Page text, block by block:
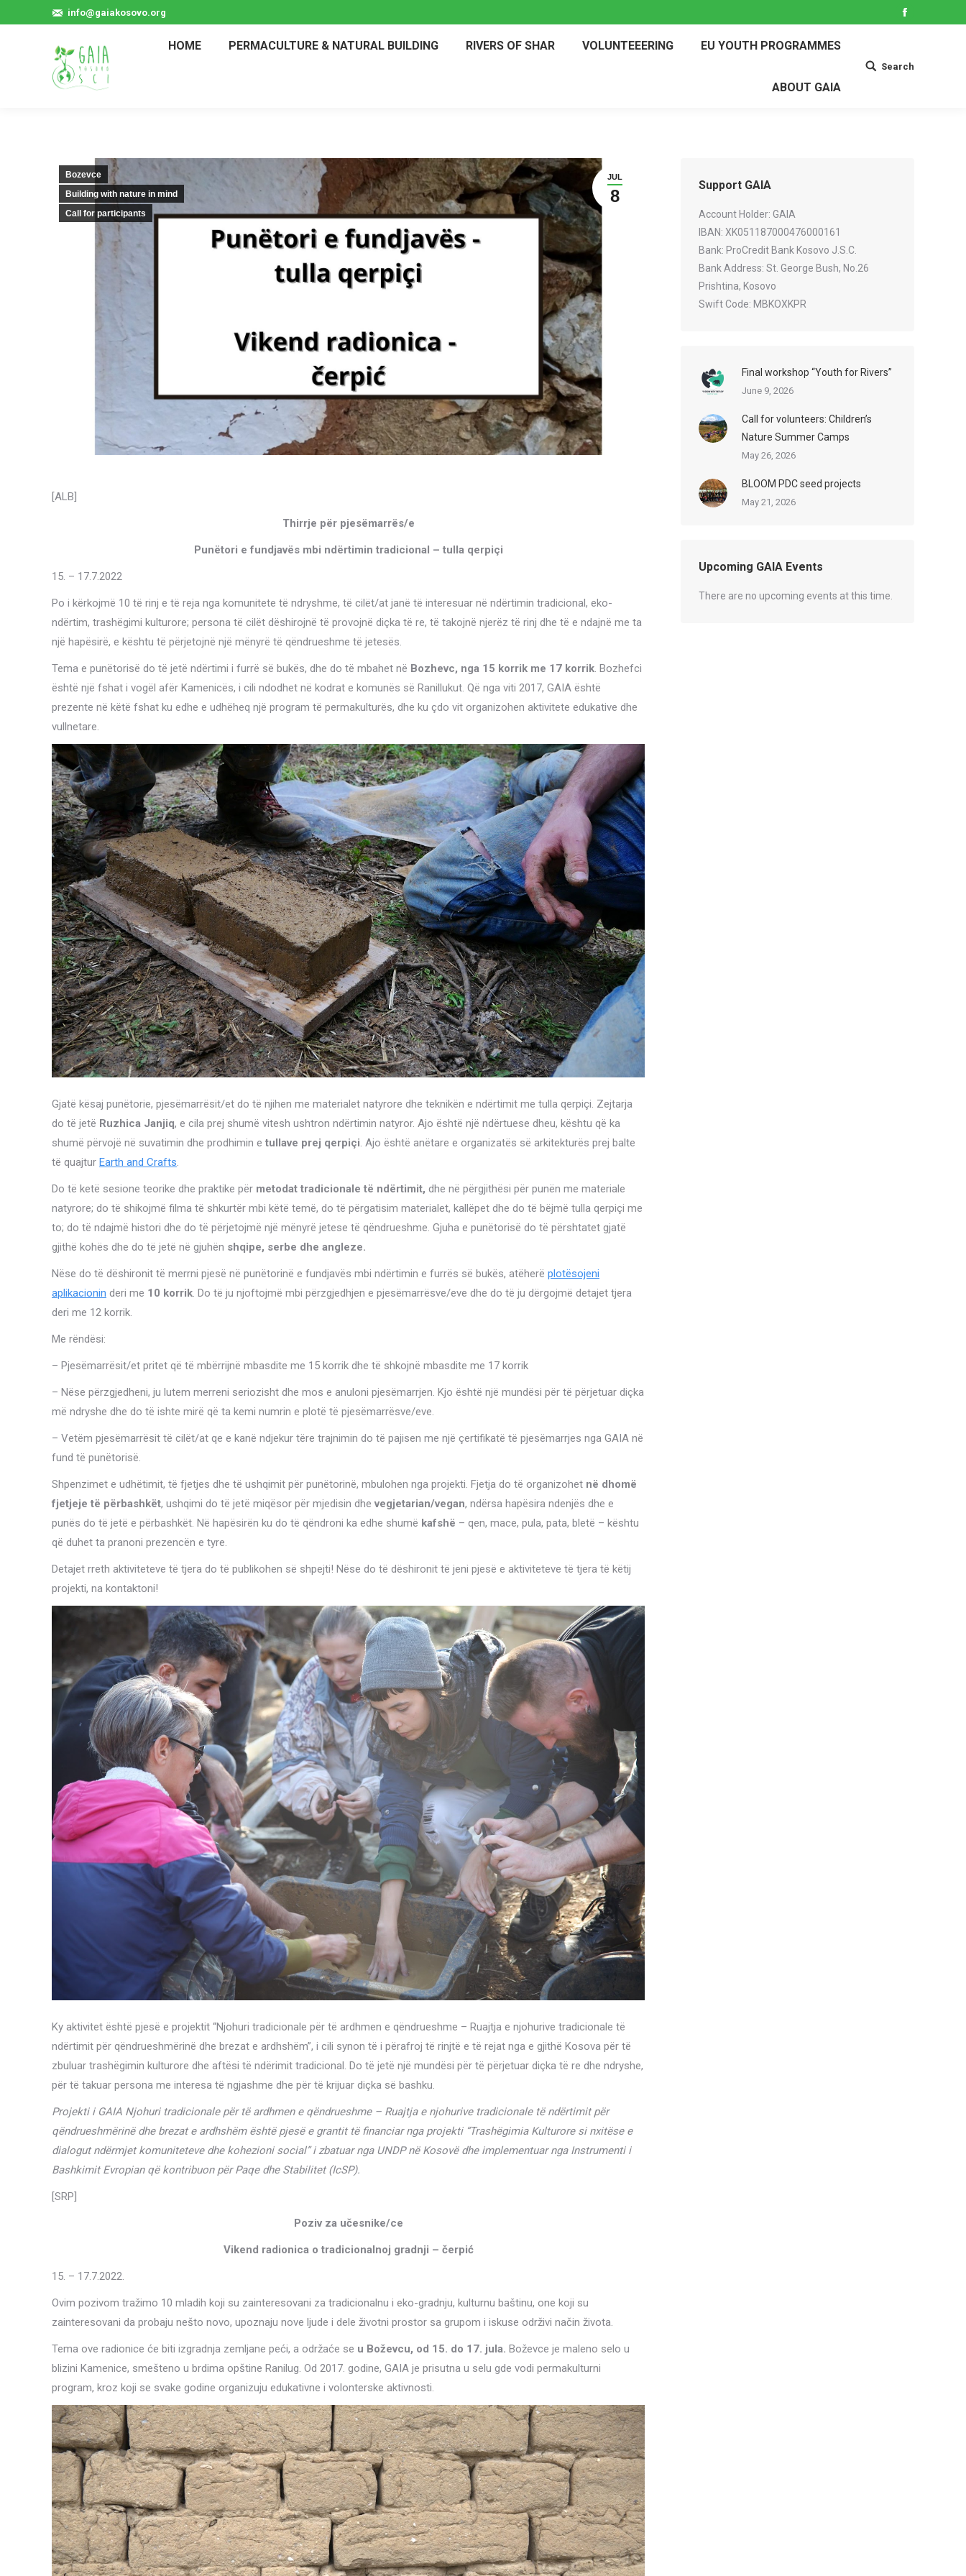
info@gaiakosovo.org Facebook
HOME PERMACULTURE & NATURAL BUILDING RIVERS OF SHAR VOLUNTEEERING EU YOUTH PROGRAMMES
ABOUT GAIA
Search:
Search
JUL
8
Bozevce
Building with nature in mind
Call for participants
[ALB]
Thirrje për pjesëmarrës/e
Punëtori e fundjavës mbi ndërtimin tradicional – tulla qerpiçi
15. – 17.7.2022
Po i kërkojmë 10 të rinj e të reja nga komunitete të ndryshme, të cilët/at janë të interesuar në ndërtimin tradicional, eko-
ndërtim, trashëgimi kulturore; persona të cilët dëshirojnë të provojnë diçka të re, të takojnë njerëz të rinj dhe të e ndajnë me ta
një hapësirë, e kështu të përjetojnë një mënyrë të qëndrueshme të jetesës.
Tema e punëtorisë do të jetë ndërtimi i furrë së bukës, dhe do të mbahet në Bozhevc, nga 15 korrik me 17 korrik . Bozhefci
është një fshat i vogël afër Kamenicës, i cili ndodhet në kodrat e komunës së Ranillukut. Që nga viti 2017, GAIA është
prezente në këtë fshat ku edhe e udhëheq një program të permakulturës, dhe ku çdo vit organizohen aktivitete edukative dhe
vullnetare.
Gjatë kësaj punëtorie, pjesëmarrësit/et do të njihen me materialet natyrore dhe teknikën e ndërtimit me tulla qerpiçi. Zejtarja
do të jetë Ruzhica Janjiq, e cila prej shumë vitesh ushtron ndërtimin natyror. Ajo është një ndërtuese dheu, kështu që ka
shumë përvojë në suvatimin dhe prodhimin e tullave prej qerpiçi . Ajo është anëtare e organizatës së arkitekturës prej balte
të quajtur Earth and Crafts
Do të ketë sesione teorike dhe praktike për metodat tradicionale të ndërtimit, dhe në përgjithësi për punën me materiale
natyrore; do të shikojmë filma të shkurtër mbi këtë temë, do të përgatisim materialet, kallëpet dhe do të bëjmë tulla qerpiçi me
to; do të ndajmë histori dhe do të përjetojmë një mënyrë jetese të qëndrueshme. Gjuha e punëtorisë do të përshtatet gjatë
gjithë kohës dhe do të jetë në gjuhën shqipe, serbe dhe angleze.
Nëse do të dëshironit të merrni pjesë në punëtorinë e fundjavës mbi ndërtimin e furrës së bukës, atëherë plotësojeni
aplikacionin deri me 10 korrik . Do të ju njoftojmë mbi përzgjedhjen e pjesëmarrësve/eve dhe do të ju dërgojmë detajet tjera
deri me 12 korrik.
Me rëndësi:
– Pjesëmarrësit/et pritet që të mbërrijnë mbasdite me 15 korrik dhe të shkojnë mbasdite me 17 korrik
– Nëse përzgjedheni, ju lutem merreni seriozisht dhe mos e anuloni pjesëmarrjen. Kjo është një mundësi për të përjetuar diçka
më ndryshe dhe do të ishte mirë që ta kemi numrin e plotë të pjesëmarrësve/eve.
– Vetëm pjesëmarrësit të cilët/at qe e kanë ndjekur tëre trajnimin do të pajisen me një çertifikatë të pjesëmarrjes nga GAIA në
fund të punëtorisë.
Shpenzimet e udhëtimit, të fjetjes dhe të ushqimit për punëtorinë, mbulohen nga projekti. Fjetja do të organizohet në dhomë
fjetjeje të përbashkët, ushqimi do të jetë miqësor për mjedisin dhe vegjetarian/vegan, ndërsa hapësira ndenjës dhe e
punës do të jetë e përbashkët. Në hapësirën ku do të qëndroni ka edhe shumë kafshë – qen, mace, pula, pata, bletë – kështu
që duhet ta pranoni prezencën e tyre.
Detajet rreth aktiviteteve të tjera do të publikohen së shpejti! Nëse do të dëshironit të jeni pjesë e aktiviteteve të tjera të këtij
projekti, na kontaktoni!
Ky aktivitet është pjesë e projektit “Njohuri tradicionale për të ardhmen e qëndrueshme – Ruajtja e njohurive tradicionale të
ndërtimit për qëndrueshmërinë dhe brezat e ardhshëm”, i cili synon të i përafroj të rinjtë e të rejat nga e gjithë Kosova për të
zbuluar trashëgimin kulturore dhe aftësi të ndërimit tradicional. Do të jetë një mundësi për të përjetuar diçka të re dhe ndryshe,
për të takuar persona me interesa të ngjashme dhe për të krijuar diçka së bashku.
Projekti i GAIA Njohuri tradicionale për të ardhmen e qëndrueshme – Ruajtja e njohurive tradicionale të ndërtimit për
qëndrueshmërinë dhe brezat e ardhshëm është pjesë e grantit të financiar nga projekti “Trashëgimia Kulturore si nxitëse e
dialogut ndërmjet komuniteteve dhe kohezioni social” i zbatuar nga UNDP në Kosovë dhe implementuar nga Instrumenti i
Bashkimit Evropian që kontribuon për Paqe dhe Stabilitet (IcSP).
[SRP]
Poziv za učesnike/ce
Vikend radionica o tradicionalnoj gradnji – čerpić
15. – 17.7.2022.
Ovim pozivom tražimo 10 mladih koji su zainteresovani za tradicionalnu i eko-gradnju, kulturnu baštinu, one koji su
zainteresovani da probaju nešto novo, upoznaju nove ljude i dele životni prostor sa grupom i iskuse održivi način života.
Tema ove radionice će biti izgradnja zemljane peći, a održaće se u Boževcu, od 15. do 17. jula. Boževce je maleno selo u
blizini Kamenice, smešteno u brdima opštine Ranilug. Od 2017. godine, GAIA je prisutna u selu gde vodi permakulturni
program, kroz koji se svake godine organizuju edukativne i volonterske aktivnosti.
Support GAIA
Account Holder: GAIA
IBAN: XK051187000476000161
Bank: ProCredit Bank Kosovo J.S.C.
Bank Address: St. George Bush, No.26
Prishtina, Kosovo
Swift Code: MBKOXKPR
Final workshop “Youth for Rivers”
June 9, 2026
Call for volunteers: Children’s
Nature Summer Camps
May 26, 2026
BLOOM PDC seed projects
May 21, 2026
Upcoming GAIA Events
There are no upcoming events at this time.